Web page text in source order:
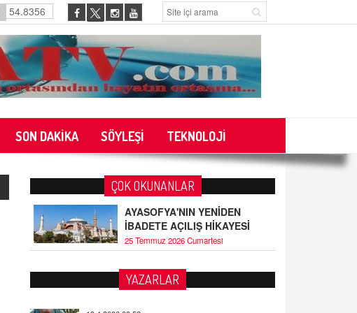
54.8356
SON DAKİKA SÖYLEŞİ TEKNOLOJİ
ÇOK OKUNANLAR
AYASOFYA'NIN YENİDEN
İBADETE AÇILIŞ HİKAYESİ
25 Temmuz 2026 Cumartesi
YAZARLAR